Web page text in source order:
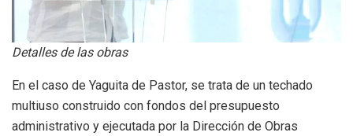
Detalles de las obras
En el caso de Yaguita de Pastor, se trata de un techado
multiuso construido con fondos del presupuesto
administrativo y ejecutada por la Dirección de Obras